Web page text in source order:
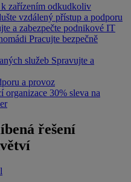
k zařízením odkudkoliv
vzdálený přístup a podporu
a zabezpečte podnikové IT
Pracujte bezpečně
služeb Spravujte a
a provoz
organizace 30% sleva na
řešení